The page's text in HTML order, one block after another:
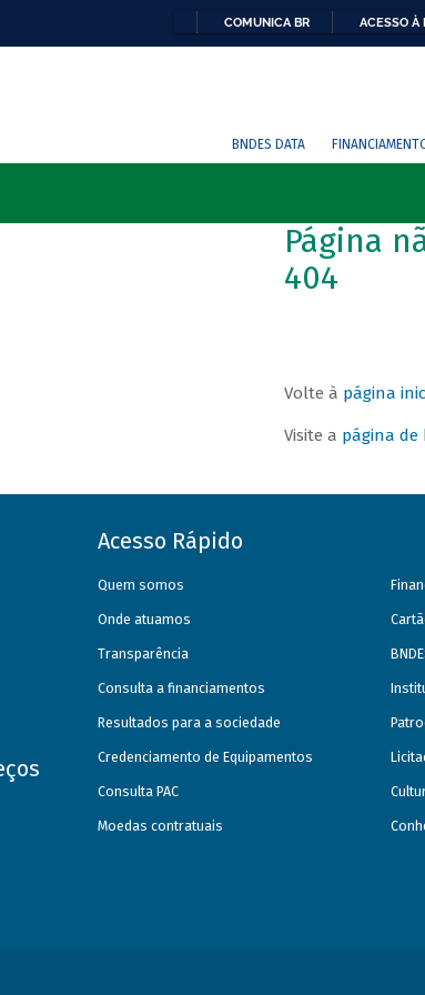
COMUNICA BR ACESSO À
BNDES DATA
Página
404
Volte à página
Visite a página de
Acesso Rápido
Quem somos
Onde atuamos
Transparência
Consulta a financiamentos
Resultados para a sociedade
Credenciamento de Equipamentos
Consulta PAC
Moedas contratuais